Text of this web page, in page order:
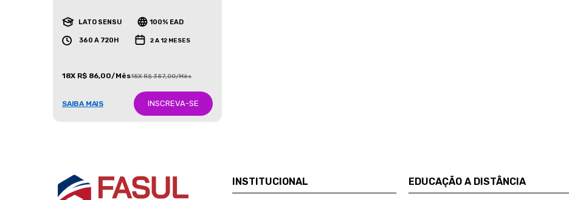
LATO SENSU 100% EAD
360 A 720H 2 A 12 MESES
18X R$ 86,00/Mês18X R$ 387,00/Mês
SAIBA MAIS INSCREVA-SE
INSTITUCIONAL EDUCAÇÃO A DISTÂNCIA